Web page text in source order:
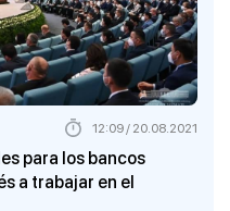
para los bancos
a trabajar en el
12:09 / 20.08.2021